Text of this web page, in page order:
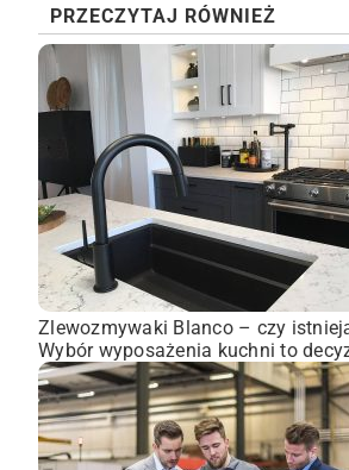
PRZECZYTAJ RÓWNIEŻ
Zlewozmywaki Blanco – czy
Wybór wyposażenia kuchni to